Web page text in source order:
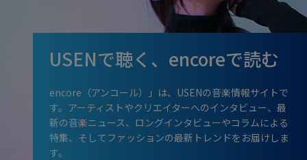
USENで聴く、encoreで読む
encore（アンコール）」は、USENの音楽情報サイトで
す。アーティストやクリエイターへのインタビュー、最
新の音楽ニュース、ロングインタビューやコラムによる
特集、そしてファッションの最新トレンドをお届けしま
す。